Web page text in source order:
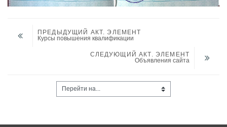
ПРЕДЫДУЩИЙ АКТ. ЭЛЕМЕНТ
Курсы повышения квалификации
СЛЕДУЮЩИЙ АКТ. ЭЛЕМЕНТ
Объявления сайта
Перейти на...